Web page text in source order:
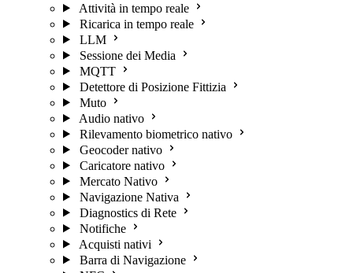
Attività in tempo reale
Ricarica in tempo reale
LLM
Sessione dei Media
MQTT
Detettore di Posizione Fittizia
Muto
Audio nativo
Rilevamento biometrico nativo
Geocoder nativo
Caricatore nativo
Mercato Nativo
Navigazione Nativa
Diagnostics di Rete
Notifiche
Acquisti nativi
Barra di Navigazione